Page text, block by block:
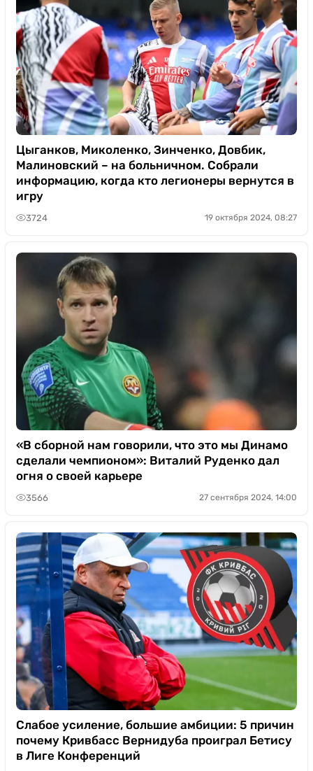
Цыганков, Миколенко, Зинченко, Довбик,
Малиновский – на больничном. Собрали
информацию, когда кто легионеры вернутся в
игру
3724 19 октября 2024, 08:27
«В сборной нам говорили, что это мы Динамо
сделали чемпионом»: Виталий Руденко дал
огня о своей карьере
3566 27 сентября 2024, 14:00
Слабое усиление, большие амбиции: 5 причин
почему Кривбасс Вернидуба проиграл Бетису
в Лиге Конференций